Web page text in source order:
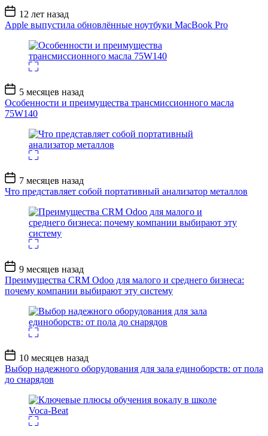
Дата
записи
12 лет назад
Apple выпустила обновлённые ноутбуки MacBook Pro
Дата
записи
5 месяцев назад
Особенности и преимущества трансмиссионного масла
75W140
Дата
записи
7 месяцев назад
Что представляет собой портативный анализатор металлов
Дата
записи
9 месяцев назад
Преимущества CRM Odoo для малого и среднего бизнеса:
почему компании выбирают эту систему
Дата
записи
10 месяцев назад
Выбор надежного оборудования для зала единоборств: от пола
до снарядов